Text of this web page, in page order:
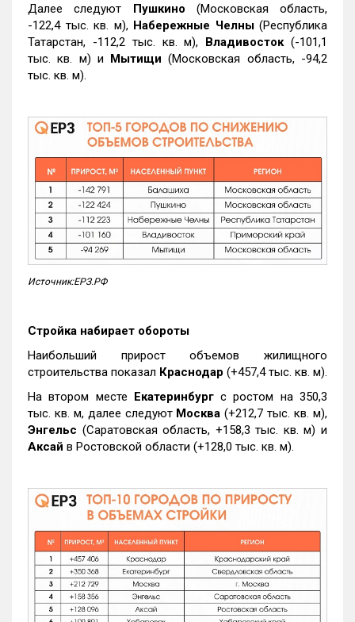
Далее следуют Пушкино (Московская область,
-122,4 тыс. кв. м), Набережные Челны(Республика
Татарстан, -112,2 тыс. кв. м), Владивосток(-101,1
тыс. кв. м) и Мытищи (Московская область, -94,2
тыс. кв. м).
Источник:ЕРЗ.РФ
Стройка набирает обороты
Наибольший прирост объемов жилищного
строительства показал Краснодар (+457,4 тыс. кв. м).
На втором месте Екатеринбургс ростом на 350,3
тыс. кв. м, далее следуют Москва (+212,7 тыс. кв. м),
Энгельс (Саратовская область, +158,3 тыс. кв. м) и
Аксай в Ростовской области (+128,0 тыс. кв. м).